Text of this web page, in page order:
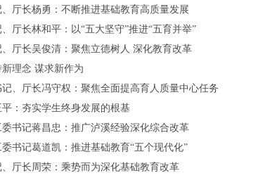
厅长杨勇：不断推进基础教育高质量发展
厅长林和平：以“五大坚守”推进“五育并举”
厅长吴俊清：聚焦立德树人 深化教育改革
理念 谋求新作为
、厅长冯守权：聚焦全面提高育人质量中心任务
：夯实学生终身发展的根基
书记蒋昌忠：推广泸溪经验深化综合改革
书记葛道凯：推进基础教育“五个现代化”
厅长周荣：乘势而为深化基础教育改革